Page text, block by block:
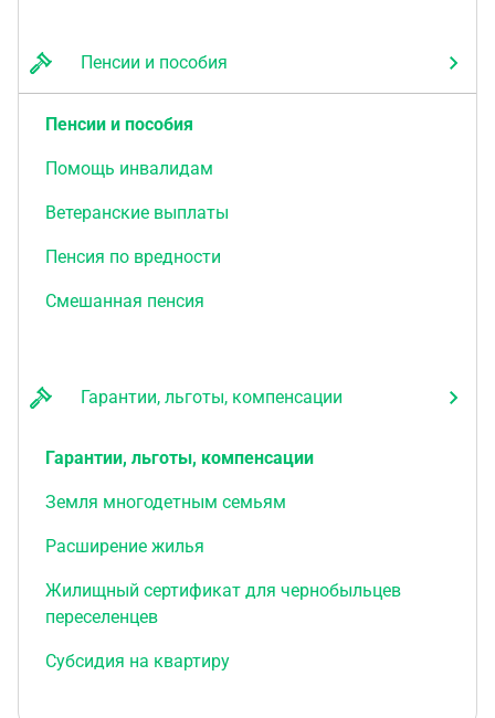
Пенсии и пособия
Пенсии и пособия
Помощь инвалидам
Ветеранские выплаты
Пенсия по вредности
Смешанная пенсия
Гарантии, льготы, компенсации
Гарантии, льготы, компенсации
Земля многодетным семьям
Расширение жилья
Жилищный сертификат для чернобыльцев
переселенцев
Субсидия на квартиру